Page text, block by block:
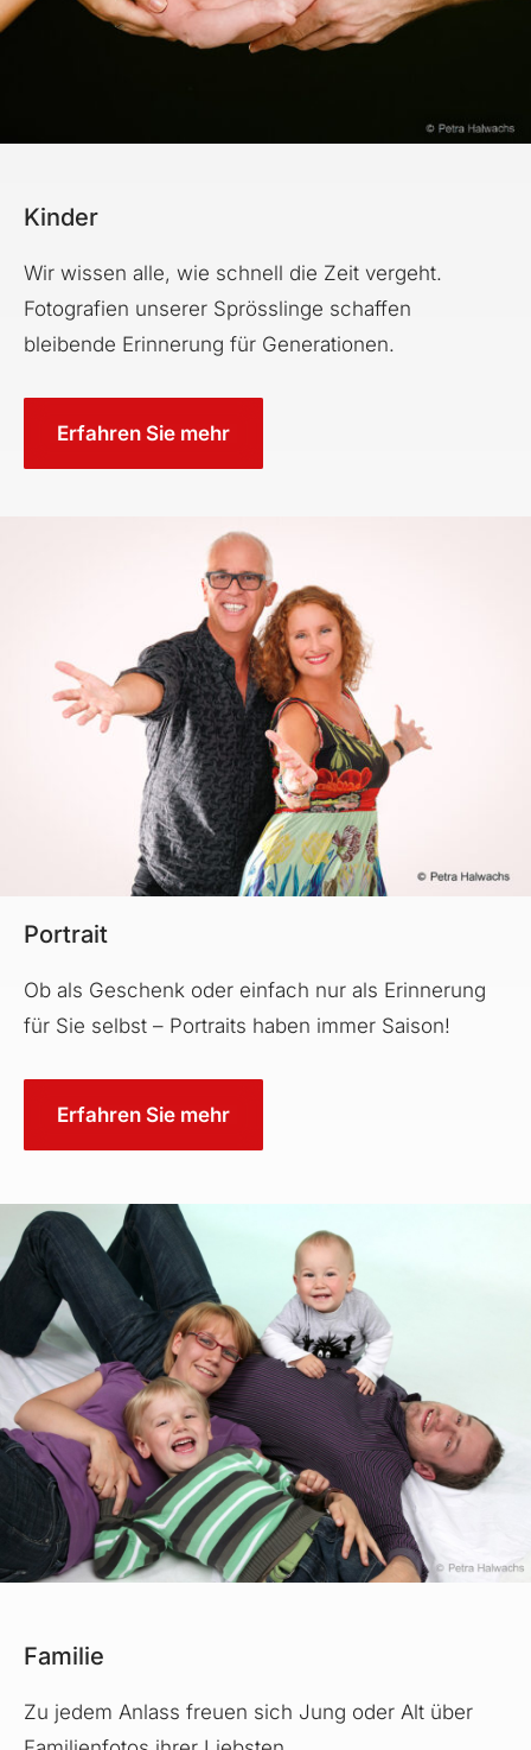
Kinder
Wir wissen alle, wie schnell die Zeit vergeht.
Fotografien unserer Sprösslinge schaffen
bleibende Erinnerung für Generationen.
Erfahren Sie mehr
Portrait
Ob als Geschenk oder einfach nur als Erinnerung
für Sie selbst – Portraits haben immer Saison!
Erfahren Sie mehr
Familie
Zu jedem Anlass freuen sich Jung oder Alt über